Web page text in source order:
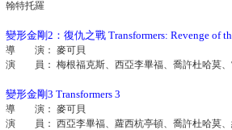
翰特托羅
變形金剛2：復仇之戰 Transformers: Revenge of
導 演： 麥可貝
演 員： 梅根福克斯、西亞李畢福、喬許杜哈莫、
變形金剛3 Transformers 3
導 演： 麥可貝
演 員： 西亞李畢福、蘿西杭亭頓、喬許杜哈莫、